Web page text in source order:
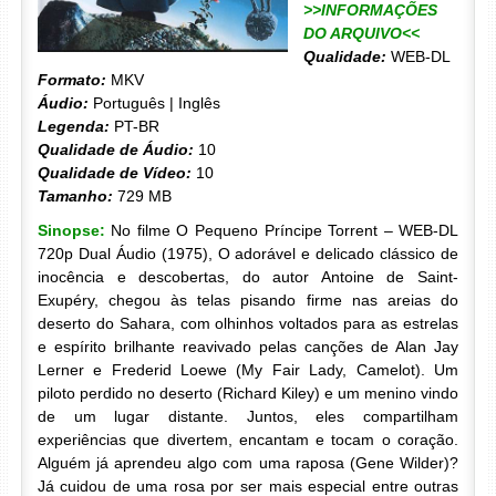
>>INFORMAÇÕES
DO ARQUIVO<<
Qualidade: WEB-DL
Formato: MKV
Áudio: Português | Inglês
Legenda: PT-BR
Qualidade de Áudio: 10
Qualidade de Vídeo: 10
Tamanho: 729 MB
Sinopse: No filme O Pequeno Príncipe Torrent – WEB-DL
720p Dual Áudio (1975), O adorável e delicado clássico de
inocência e descobertas, do autor Antoine de Saint-
Exupéry, chegou às telas pisando firme nas areias do
deserto do Sahara, com olhinhos voltados para as estrelas
e espírito brilhante reavivado pelas canções de Alan Jay
Lerner e Frederid Loewe (My Fair Lady, Camelot). Um
piloto perdido no deserto (Richard Kiley) e um menino vindo
de um lugar distante. Juntos, eles compartilham
experiências que divertem, encantam e tocam o coração.
Alguém já aprendeu algo com uma raposa (Gene Wilder)?
Já cuidou de uma rosa por ser mais especial entre outras